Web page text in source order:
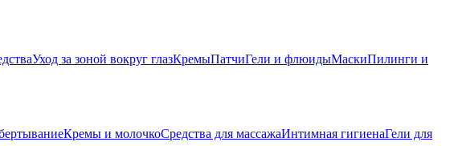
Уход за зоной вокруг глазКремыПатчиГели и флюидыМаскиПилинги и
Кремы и молочкоСредства для массажаИнтимная гигиенаГели для